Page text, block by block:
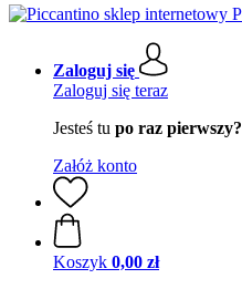
Zaloguj się
Zaloguj się teraz
Jesteś tu po raz pierwszy?
Załóż konto
Koszyk 0,00 zł